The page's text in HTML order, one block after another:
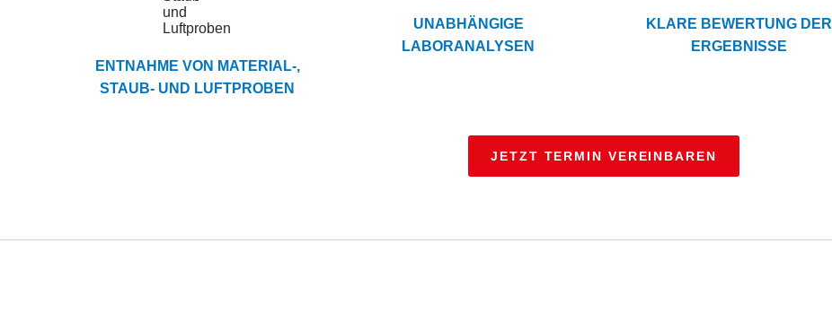
ENTNAHME VON MATERIAL-,
STAUB- UND LUFTPROBEN
UNABHÄNGIGE
LABORANALYSEN
KLARE BEWERTUNG DER
ERGEBNISSE
JETZT TERMIN VEREINBAREN